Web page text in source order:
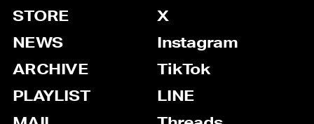
STORE
NEWS
ARCHIVE
PLAYLIST
X
Instagram
TikTok
LINE